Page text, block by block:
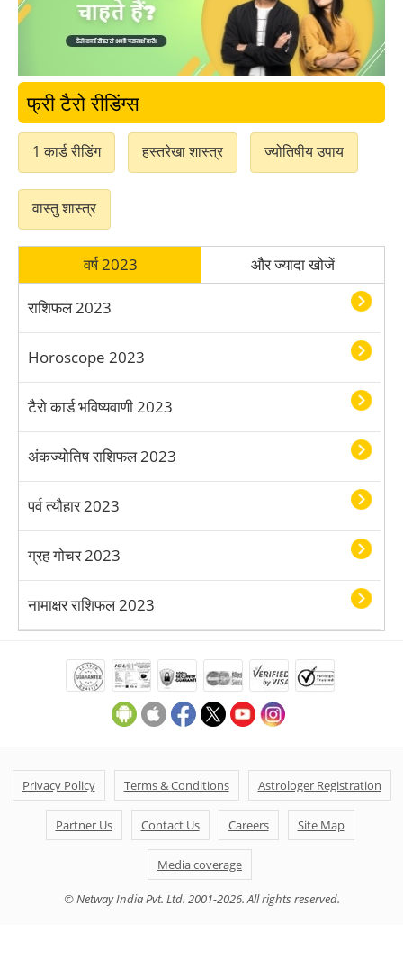
वृश्चिक टैरो कार्ड राशिफल 2023
धनु टैरो कार्ड राशिफल 2023
मकर टैरो कार्ड राशिफल 2023
कुंभ टैरो कार्ड राशिफल 2023
मीन टैरो कार्ड राशिफल 2023
फ्री टैरो रीडिंग्स
1 कार्ड रीडिंग हस्तरेखा शास्त्र ज्योतिषीय उपाय
वास्तु शास्त्र
वर्ष 2023 और ज्यादा खोजें
राशिफल 2023
Horoscope 2023
टैरो कार्ड भविष्यवाणी 2023
अंकज्योतिष राशिफल 2023
पर्व त्यौहार 2023
ग्रह गोचर 2023
नामाक्षर राशिफल 2023
Privacy Policy Terms & Conditions Astrologer Registration
Partner Us Contact Us Careers Site Map
Media coverage
© Netway India Pvt. Ltd. 2001-2026. All rights reserved.